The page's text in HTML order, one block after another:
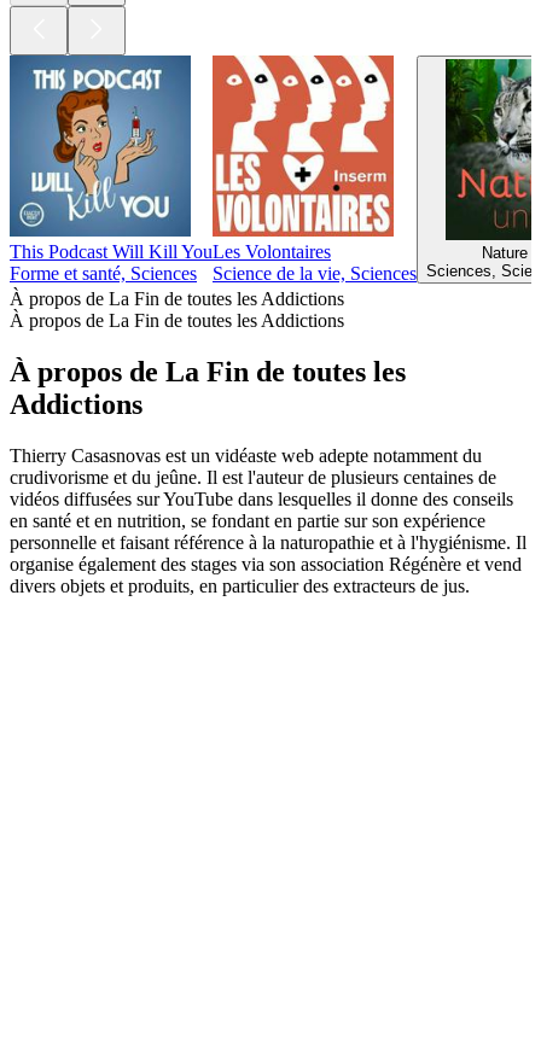
This Podcast Will Kill You
Forme et santé, Sciences
Les Volontaires
Science de la vie, Sciences
Nature
Sciences,
À propos de La Fin de toutes les Addictions
À propos de La Fin de toutes les Addictions
À propos de La Fin de toutes les
Addictions
Thierry Casasnovas est un vidéaste web adepte notamment du
crudivorisme et du jeûne. Il est l'auteur de plusieurs centaines de
vidéos diffusées sur YouTube dans lesquelles il donne des conseils
en santé et en nutrition, se fondant en partie sur son expérience
personnelle et faisant référence à la naturopathie et à l'hygiénisme. Il
organise également des stages via son association Régénère et vend
divers objets et produits, en particulier des extracteurs de jus.